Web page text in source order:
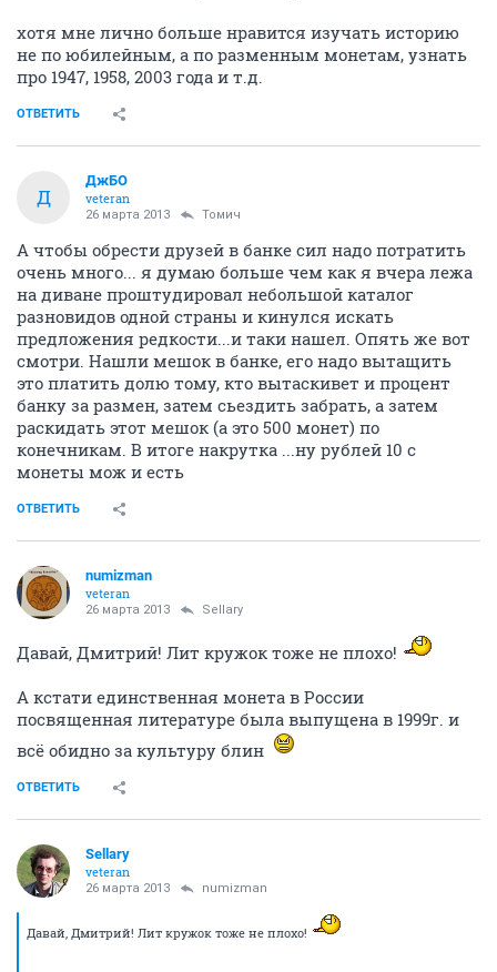
хотя мне лично больше нравится изучать историю
не по юбилейным, а по разменным монетам, узнать
про 1947, 1958, 2003 года и т.д.
ОТВЕТИТЬ
Д
ДжБО
veteran
26 марта 2013 Томич
А чтобы обрести друзей в банке сил надо потратить
очень много... я думаю больше чем как я вчера лежа
на диване проштудировал небольшой каталог
разновидов одной страны и кинулся искать
предложения редкости...и таки нашел. Опять же вот
смотри. Нашли мешок в банке, его надо вытащить
это платить долю тому, кто вытаскивет и процент
банку за размен, затем сьездить забрать, а затем
раскидать этот мешок (а это 500 монет) по
конечникам. В итоге накрутка ...ну рублей 10 с
монеты мож и есть
ОТВЕТИТЬ
numizman
veteran
26 марта 2013 Sellary
Давай, Дмитрий! Лит кружок тоже не плохо!
А кстати единственная монета в России
посвященная литературе была выпущена в 1999г. и
всё обидно за культуру блин
ОТВЕТИТЬ
Sellary
veteran
26 марта 2013 numizman
Давай, Дмитрий! Лит кружок тоже не плохо!